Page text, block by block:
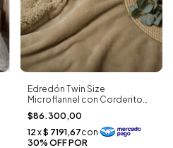
Edredón Twin Size
Microflannel con Corderito
Abrigado arena - Palette
$86.300,00